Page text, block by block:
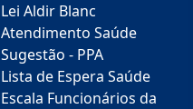
Lei Aldir Blanc
Atendimento Saúde
Sugestão - PPA
Lista de Espera Saúde
Escala Funcionários da